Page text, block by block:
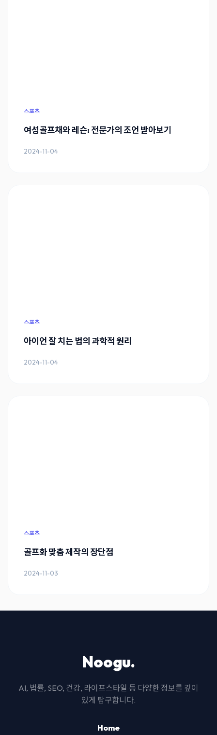
스포츠
여성골프채와 레슨: 전문가의 조언 받아보기
2024-11-04
스포츠
아이언 잘 치는 법의 과학적 원리
2024-11-04
스포츠
골프화 맞춤 제작의 장단점
2024-11-03
Noogu.
AI, 법률, SEO, 건강, 라이프스타일 등 다양한 정보를 깊이
있게 탐구합니다.
Home